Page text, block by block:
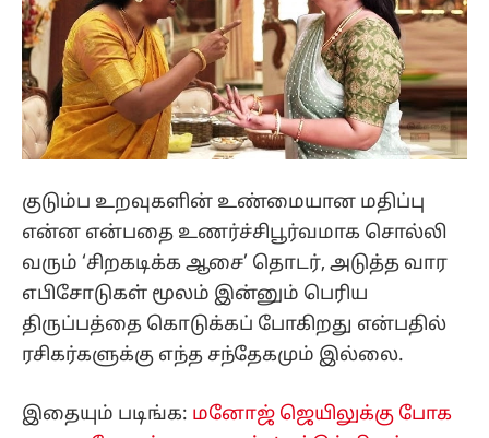
குடும்ப உறவுகளின் உண்மையான மதிப்பு
என்ன என்பதை உணர்ச்சிபூர்வமாக சொல்லி
வரும் ‘சிறகடிக்க ஆசை’ தொடர், அடுத்த வார
எபிசோடுகள் மூலம் இன்னும் பெரிய
திருப்பத்தை கொடுக்கப் போகிறது என்பதில்
ரசிகர்களுக்கு எந்த சந்தேகமும் இல்லை.
இதையும் படிங்க: மனோஜ் ஜெயிலுக்கு போக